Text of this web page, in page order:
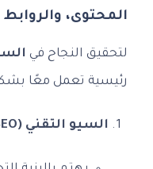
المحتوى، والروابط
لتحقيق النجاح في
رئيسية تعمل معًا
السيو التقني (Technical SEO):